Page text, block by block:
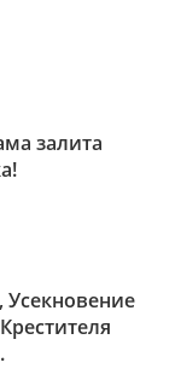
залита
Усекновение